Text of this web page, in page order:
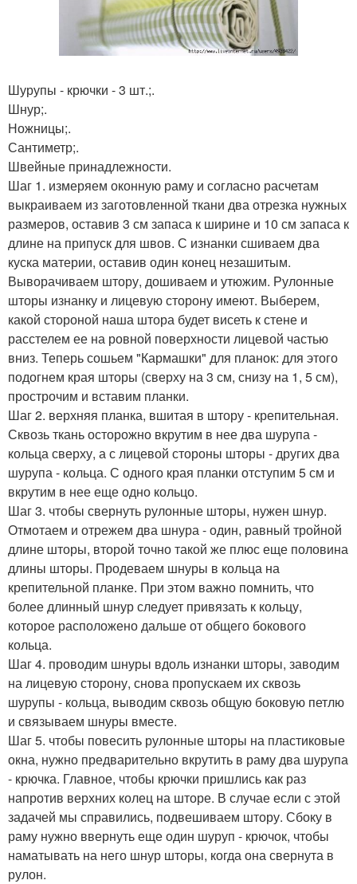
Шурупы - крючки - 3 шт.;.
Шнур;.
Ножницы;.
Сантиметр;.
Швейные принадлежности.
Шаг 1. измеряем оконную раму и согласно расчетам
выкраиваем из заготовленной ткани два отрезка нужных
размеров, оставив 3 см запаса к ширине и 10 см запаса к
длине на припуск для швов. С изнанки сшиваем два
куска материи, оставив один конец незашитым.
Выворачиваем штору, дошиваем и утюжим. Рулонные
шторы изнанку и лицевую сторону имеют. Выберем,
какой стороной наша штора будет висеть к стене и
расстелем ее на ровной поверхности лицевой частью
вниз. Теперь сошьем "Кармашки" для планок: для этого
подогнем края шторы (сверху на 3 см, снизу на 1, 5 см),
прострочим и вставим планки.
Шаг 2. верхняя планка, вшитая в штору - крепительная.
Сквозь ткань осторожно вкрутим в нее два шурупа -
кольца сверху, а с лицевой стороны шторы - других два
шурупа - кольца. С одного края планки отступим 5 см и
вкрутим в нее еще одно кольцо.
Шаг 3. чтобы свернуть рулонные шторы, нужен шнур.
Отмотаем и отрежем два шнура - один, равный тройной
длине шторы, второй точно такой же плюс еще половина
длины шторы. Продеваем шнуры в кольца на
крепительной планке. При этом важно помнить, что
более длинный шнур следует привязать к кольцу,
которое расположено дальше от общего бокового
кольца.
Шаг 4. проводим шнуры вдоль изнанки шторы, заводим
на лицевую сторону, снова пропускаем их сквозь
шурупы - кольца, выводим сквозь общую боковую петлю
и связываем шнуры вместе.
Шаг 5. чтобы повесить рулонные шторы на пластиковые
окна, нужно предварительно вкрутить в раму два шурупа
- крючка. Главное, чтобы крючки пришлись как раз
напротив верхних колец на шторе. В случае если с этой
задачей мы справились, подвешиваем штору. Сбоку в
раму нужно ввернуть еще один шуруп - крючок, чтобы
наматывать на него шнур шторы, когда она свернута в
рулон.